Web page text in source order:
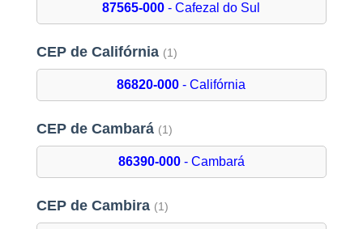
87565-000 - Cafezal do Sul
CEP de Califórnia (1)
86820-000 - Califórnia
CEP de Cambará (1)
86390-000- Cambará
CEP de Cambira (1)